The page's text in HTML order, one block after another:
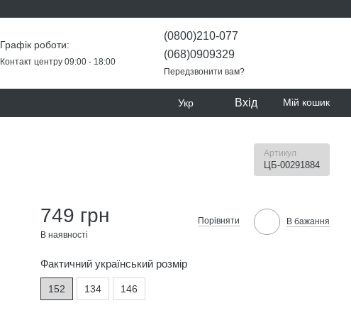
Графік роботи:
Контакт центру 09:00 - 18:00
(0800)210-077
(068)0909329
Передзвонити вам?
Укр Вхід Мій кошик
Артикул
ЦБ-00291884
749 грн
В наявності
Порівняти В бажання
Фактичний український розмір
152 134 146